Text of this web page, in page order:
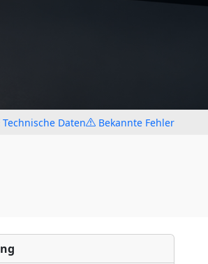
Technische Daten Bekannte Fehler